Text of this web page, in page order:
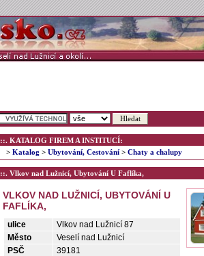
::. KATALOG FIREM A INSTITUCÍ:
> Katalog > Ubytování, Cestování > Chaty a chalupy
::. Vlkov nad Lužnicí, Ubytování U Faflíka,
VLKOV NAD LUŽNICÍ, UBYTOVÁNÍ U
FAFLÍKA,
ulice
Vlkov nad Lužnicí 87
Město
Veselí nad Lužnicí
PSČ
39181